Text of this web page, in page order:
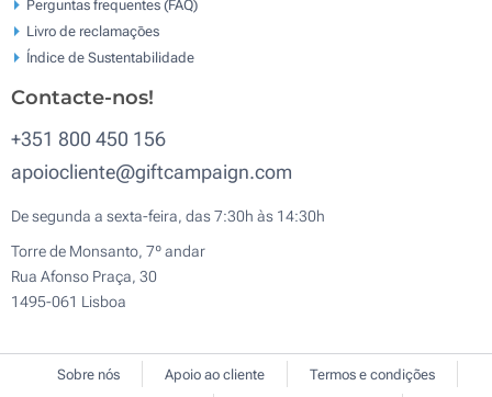
Perguntas frequentes (FAQ)
Livro de reclamaçōes
Índice de Sustentabilidade
Contacte-nos!
+351 800 450 156
apoiocliente@giftcampaign.com
De segunda a sexta-feira, das 7:30h às 14:30h
Torre de Monsanto, 7º andar
Rua Afonso Praça, 30
1495-061 Lisboa
Sobre nós Apoio ao cliente Termos e condições